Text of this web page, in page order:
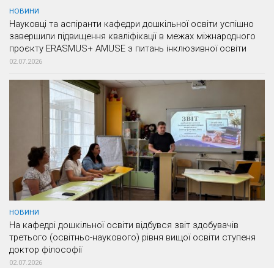
НОВИНИ
Науковці та аспіранти кафедри дошкільної освіти успішно
завершили підвищення кваліфікації в межах міжнародного
проєкту ERASMUS+ AMUSE з питань інклюзивної освіти
02.07.2026
НОВИНИ
На кафедрі дошкільної освіти відбувся звіт здобувачів
третього (освітньо-наукового) рівня вищої освіти ступеня
доктор філософії
02.07.2026